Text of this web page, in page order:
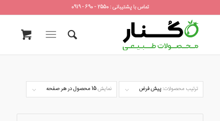
تماس با پشتیبانی : 2550 - 690 - 0919
ترتیب محصولات:پیش فرض نمایش15 محصول در هر صفحه